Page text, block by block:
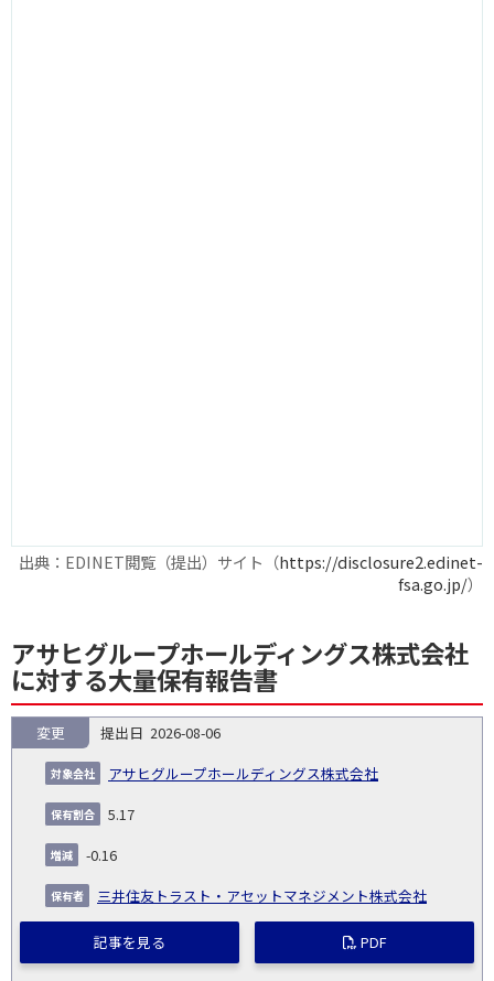
出典：EDINET閲覧（提出）サイト（https://disclosure2.edinet-
fsa.go.jp/）
アサヒグループホールディングス株式会社
に対する大量保有報告書
NO.
告
義
務
発
生
日
提
日
証券
対
有
増
2026-08-06
アサヒグループホールディングス株式会社
変更
5.17
-0.16
三井住友トラスト・アセットマネジメント株式会社
記事を見る PDF